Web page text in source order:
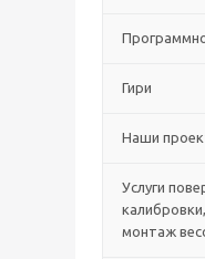
Гири
Наши
Услуги
монтаж